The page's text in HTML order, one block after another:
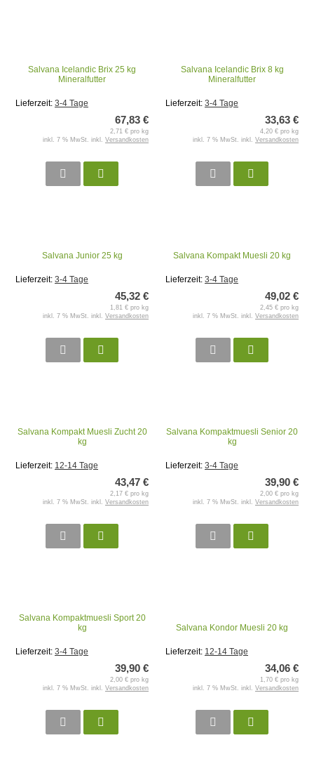
Salvana Icelandic Brix 25 kg
Mineralfutter
Lieferzeit: 3-4 Tage
67,83 €
2,71 € pro kg
inkl. 7 % MwSt. inkl. Versandkosten
Salvana Icelandic Brix 8 kg
Mineralfutter
Lieferzeit: 3-4 Tage
33,63 €
4,20 € pro kg
inkl. 7 % MwSt. inkl. Versandkosten
Salvana Junior 25 kg
Lieferzeit: 3-4 Tage
45,32 €
1,81 € pro kg
inkl. 7 % MwSt. inkl. Versandkosten
Salvana Kompakt Muesli 20 kg
Lieferzeit: 3-4 Tage
49,02 €
2,45 € pro kg
inkl. 7 % MwSt. inkl. Versandkosten
Salvana Kompakt Muesli Zucht 20
kg
Lieferzeit: 12-14 Tage
43,47 €
2,17 € pro kg
inkl. 7 % MwSt. inkl. Versandkosten
Salvana Kompaktmuesli Senior 20
kg
Lieferzeit: 3-4 Tage
39,90 €
2,00 € pro kg
inkl. 7 % MwSt. inkl. Versandkosten
Salvana Kompaktmuesli Sport 20
kg
Lieferzeit: 3-4 Tage
39,90 €
2,00 € pro kg
inkl. 7 % MwSt. inkl. Versandkosten
Salvana Kondor Muesli 20 kg
Lieferzeit: 12-14 Tage
34,06 €
1,70 € pro kg
inkl. 7 % MwSt. inkl. Versandkosten